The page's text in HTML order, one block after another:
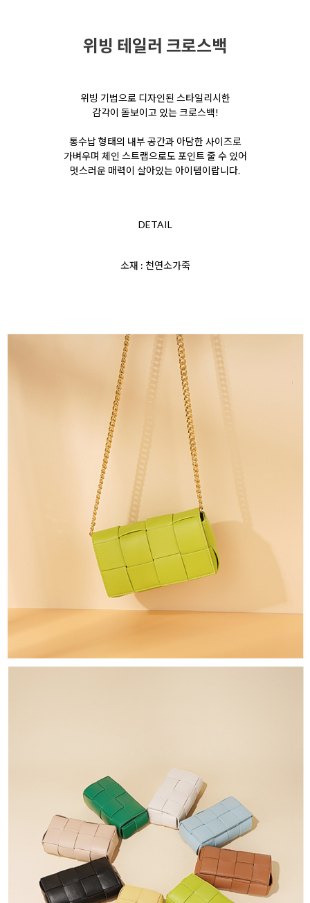
위빙 테일러 크로스백
위빙 기법으로 디자인된 스타일리시한
감각이 돋보이고 있는 크로스백!
통수납 형태의 내부 공간과 아담한 사이즈로
가벼우며 체인 스트랩으로도 포인트 줄 수 있어
멋스러운 매력이 살아있는 아이템이랍니다.
DETAIL
소재 : 천연소가죽